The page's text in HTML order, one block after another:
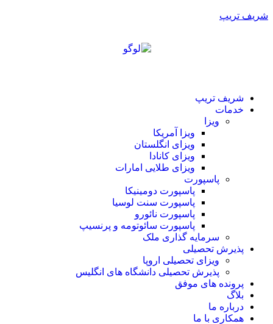
شریف تریپ
شریف تریپ
خدمات
ویزا
ویزا آمریکا
ویزای انگلستان
ویزای کانادا
ویزای طلایی امارات
پاسپورت
پاسپورت دومینیکا
پاسپورت سنت لوسیا
پاسپورت نائورو
پاسپورت سائوتومه و پرنسیپ
سرمایه گذاری ملک
پذیرش تحصیلی
ویزای تحصیلی اروپا
پذیرش تحصیلی دانشگاه های انگلیس
پرونده های موفق
بلاگ
درباره ما
همکاری با ما